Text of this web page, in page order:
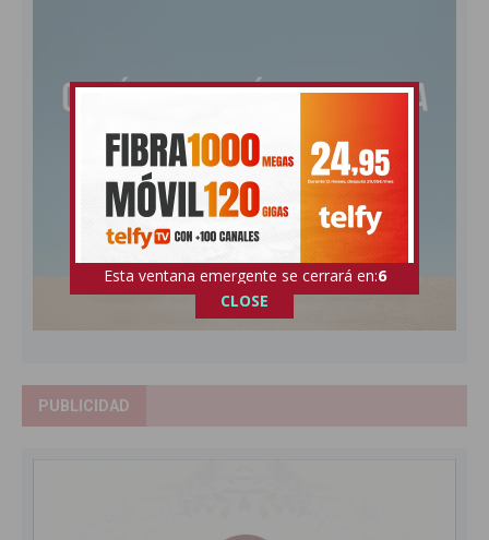
PUBLICIDAD
Esta ventana emergente se cerrará en:5
CLOSE